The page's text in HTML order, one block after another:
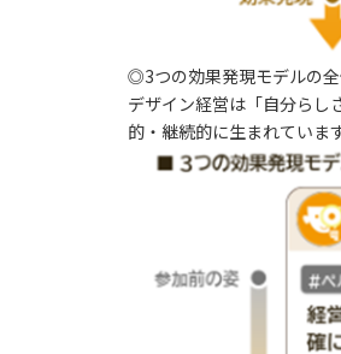
◎3つの効果発現モデルの
デザイン経営は「自分らし
的・継続的に生まれています